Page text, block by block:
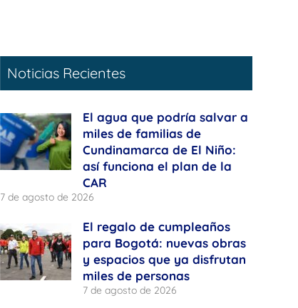
Noticias Recientes
El agua que podría salvar a
miles de familias de
Cundinamarca de El Niño:
así funciona el plan de la
CAR
7 de agosto de 2026
El regalo de cumpleaños
para Bogotá: nuevas obras
y espacios que ya disfrutan
miles de personas
7 de agosto de 2026